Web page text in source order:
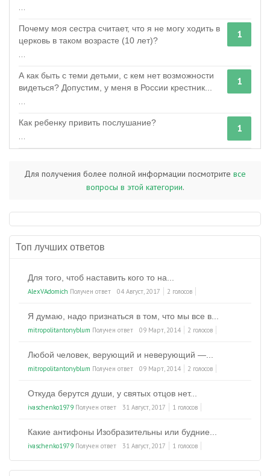
...
1
Почему моя сестра считает, что я не могу ходить в
церковь в таком возрасте (10 лет)?
...
1
А как быть с теми детьми, с кем нет возможности
видеться? Допустим, у меня в России крестник...
...
1
Как ребенку привить послушание?
...
Для получения более полной информации посмотрите все
вопросы в этой категории.
Топ лучших ответов
Для того, чтоб наставить кого то на...
AlexVAdomich Получен ответ 04 Август, 2017 2 голосов
Я думаю, надо признаться в том, что мы все в...
mitropolitantonyblum Получен ответ 09 Март, 2014 2 голосов
Любой человек, верующий и неверующий —...
mitropolitantonyblum Получен ответ 09 Март, 2014 2 голосов
Откуда берутся души, у святых отцов нет...
ivaschenko1979 Получен ответ 31 Август, 2017 1 голосов
Какие антифоны Изобразительны или будние...
ivaschenko1979 Получен ответ 31 Август, 2017 1 голосов